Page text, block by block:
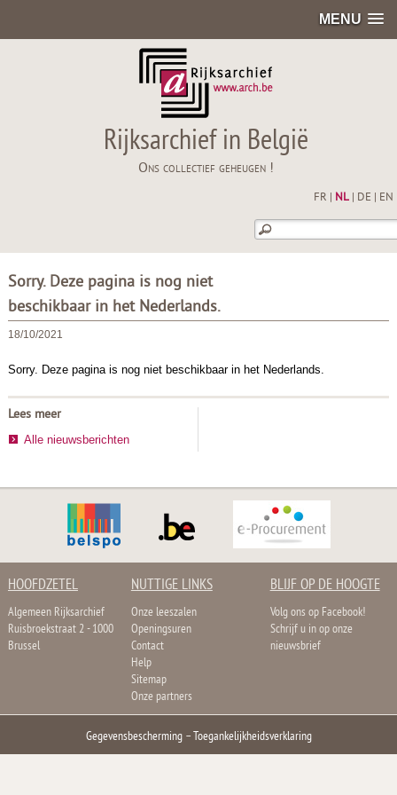
MENU
Rijksarchief in België
Ons collectief geheugen !
FR NL| DE EN
Sorry. Deze pagina is nog niet
beschikbaar in het Nederlands.
18/10/2021
Sorry. Deze pagina is nog niet beschikbaar in het Nederlands.
Lees meer
Alle nieuwsberichten
HOOFDZETEL
Algemeen Rijksarchief
Ruisbroekstraat 2 - 1000
Brussel
NUTTIGE LINKS
Onze leeszalen
Openingsuren
Contact
Help
Sitemap
Onze partners
BLIJF OP DE HOOGTE
Volg ons op Facebook!
Schrijf u in op onze
nieuwsbrief
Gegevensbescherming–Toegankelijkheidsverklaring